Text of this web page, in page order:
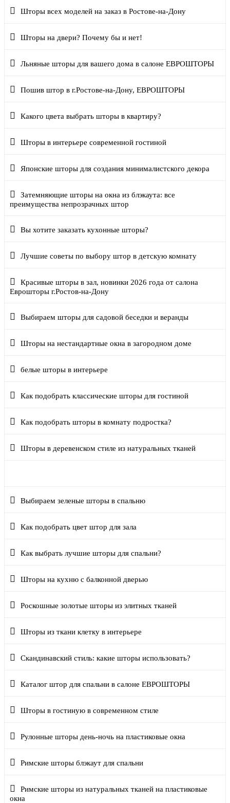
Шторы всех моделей на заказ в Ростове-на-Дону
Шторы на двери? Почему бы и нет!
Льняные шторы для вашего дома в салоне ЕВРОШТОРЫ
Пошив штор в г.Ростове-на-Дону, ЕВРОШТОРЫ
Какого цвета выбрать шторы в квартиру?
Шторы в интерьере современной гостиной
Японские шторы для создания минималистского декора
Затемняющие шторы на окна из блэкаута: все
преимущества непрозрачных штор
Вы хотите заказать кухонные шторы?
Лучшие советы по выбору штор в детскую комнату
Красивые шторы в зал, новинки 2026 года от салона
Еврошторы г.Ростов-на-Дону
Выбираем шторы для садовой беседки и веранды
Шторы на нестандартные окна в загородном доме
белые шторы в интерьере
Как подобрать классические шторы для гостиной
Как подобрать шторы в комнату подростка?
Шторы в деревенском стиле из натуральных тканей
Выбираем зеленые шторы в спальню
Как подобрать цвет штор для зала
Как выбрать лучшие шторы для спальни?
Шторы на кухню с балконной дверью
Роскошные золотые шторы из элитных тканей
Шторы из ткани клетку в интерьере
Скандинавский стиль: какие шторы использовать?
Каталог штор для спальни в салоне ЕВРОШТОРЫ
Шторы в гостиную в современном стиле
Рулонные шторы день-ночь на пластиковые окна
Римские шторы блэкаут для спальни
Римские шторы из натуральных тканей на пластиковые
окна